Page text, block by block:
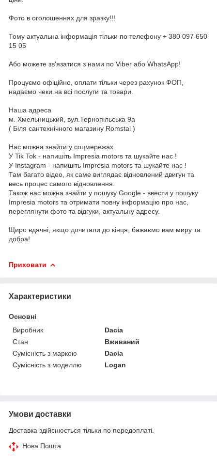
Фото в оголошеннях для зразку!!!
Тому актуальна інформація тільки по телефону + 380 097 650
15 05
Або можете зв'язатися з нами по Viber або WhatsApp!
Процуємо офіційно, оплати тільки через рахунок ФОП,
надаємо чеки на всі послуги та товари.
Наша адреса
м. Хмельницький, вул.Тернопільська 9а
( Біля сантехнічного магазину Romstal )
Нас можна знайти у соцмережах
У Tik Tok - напишіть Impresia motors та шукайте нас !
У Instagram - напишіть Impresia motors та шукайте нас !
Там багато відео, як саме виглядає відновлений двигун та
весь процес самого відновлення.
Також нас можна знайти у пошуку Google - ввести у пошуку
Impresia motors та отримати повну інформацію про нас,
переглянути фото та відгуки, актуальну адресу.
Щиро вдячні, якщо дочитали до кінця, бажаємо вам миру та
добра!
Приховати
Характеристики
Основні
Виробник
Dacia
Стан
Вживаний
Сумісність з маркою
Dacia
Сумісність з моделлю
Logan
Умови доставки
Доставка здійснюється тільки по передоплаті.
Нова Пошта